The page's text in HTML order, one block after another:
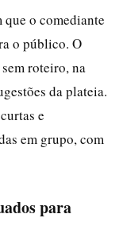
que o comediante
o público. O
roteiro, na
da plateia.
e
em grupo, com
para